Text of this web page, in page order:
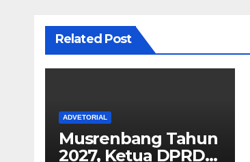
Related Post
ADVETORIAL
Musrenbang Tahun
2027, Ketua DPRD